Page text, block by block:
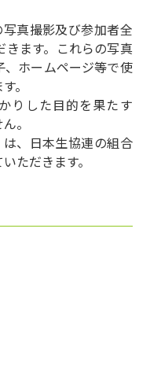
真撮影及び参加者全
きます。これらの写真
ホームページ等で使
。
りした目的を果たす
。
、日本生協連の組合
ただきます。